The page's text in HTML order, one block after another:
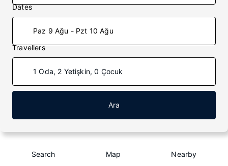
Dates
Paz 9 Ağu - Pzt 10 Ağu
Travellers
1 Oda, 2 Yetişkin, 0 Çocuk
Ara
Search Map Nearby